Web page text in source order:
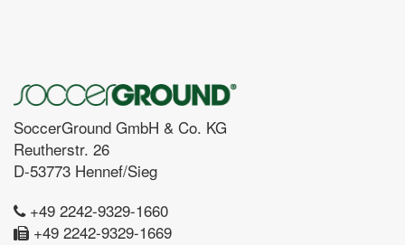
SoccerGround GmbH & Co. KG
Reutherstr. 26
D-53773 Hennef/Sieg
+49 2242-9329-1660
+49 2242-9329-1669